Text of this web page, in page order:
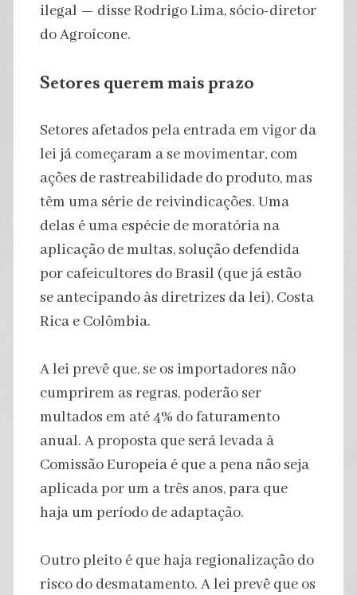
ilegal — disse Rodrigo Lima, sócio-diretor
do Agroícone.
Setores querem mais prazo
Setores afetados pela entrada em vigor da
lei já começaram a se movimentar, com
ações de rastreabilidade do produto, mas
têm uma série de reivindicações. Uma
delas é uma espécie de moratória na
aplicação de multas, solução defendida
por cafeicultores do Brasil (que já estão
se antecipando às diretrizes da lei), Costa
Rica e Colômbia.
A lei prevê que, se os importadores não
cumprirem as regras, poderão ser
multados em até 4% do faturamento
anual. A proposta que será levada à
Comissão Europeia é que a pena não seja
aplicada por um a três anos, para que
haja um período de adaptação.
Outro pleito é que haja regionalização do
risco do desmatamento. A lei prevê que os